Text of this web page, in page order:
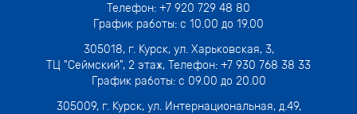
Телефон: +7 920 729 48 80
График работы: с 10.00 до 19.00
305018,г. Курск, ул. Харьковская, 3,
ТЦ "Сеймский", 2 этаж, Телефон: +7 930 768 38 33
График работы: с 09.00 до 20.00
305009, г. Курск, ул. Интернациональная, д.49,